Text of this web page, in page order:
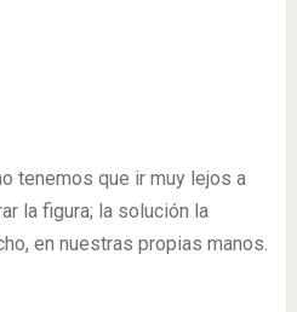
tenemos que ir muy lejos a
la figura; la solución la
en nuestras propias manos.